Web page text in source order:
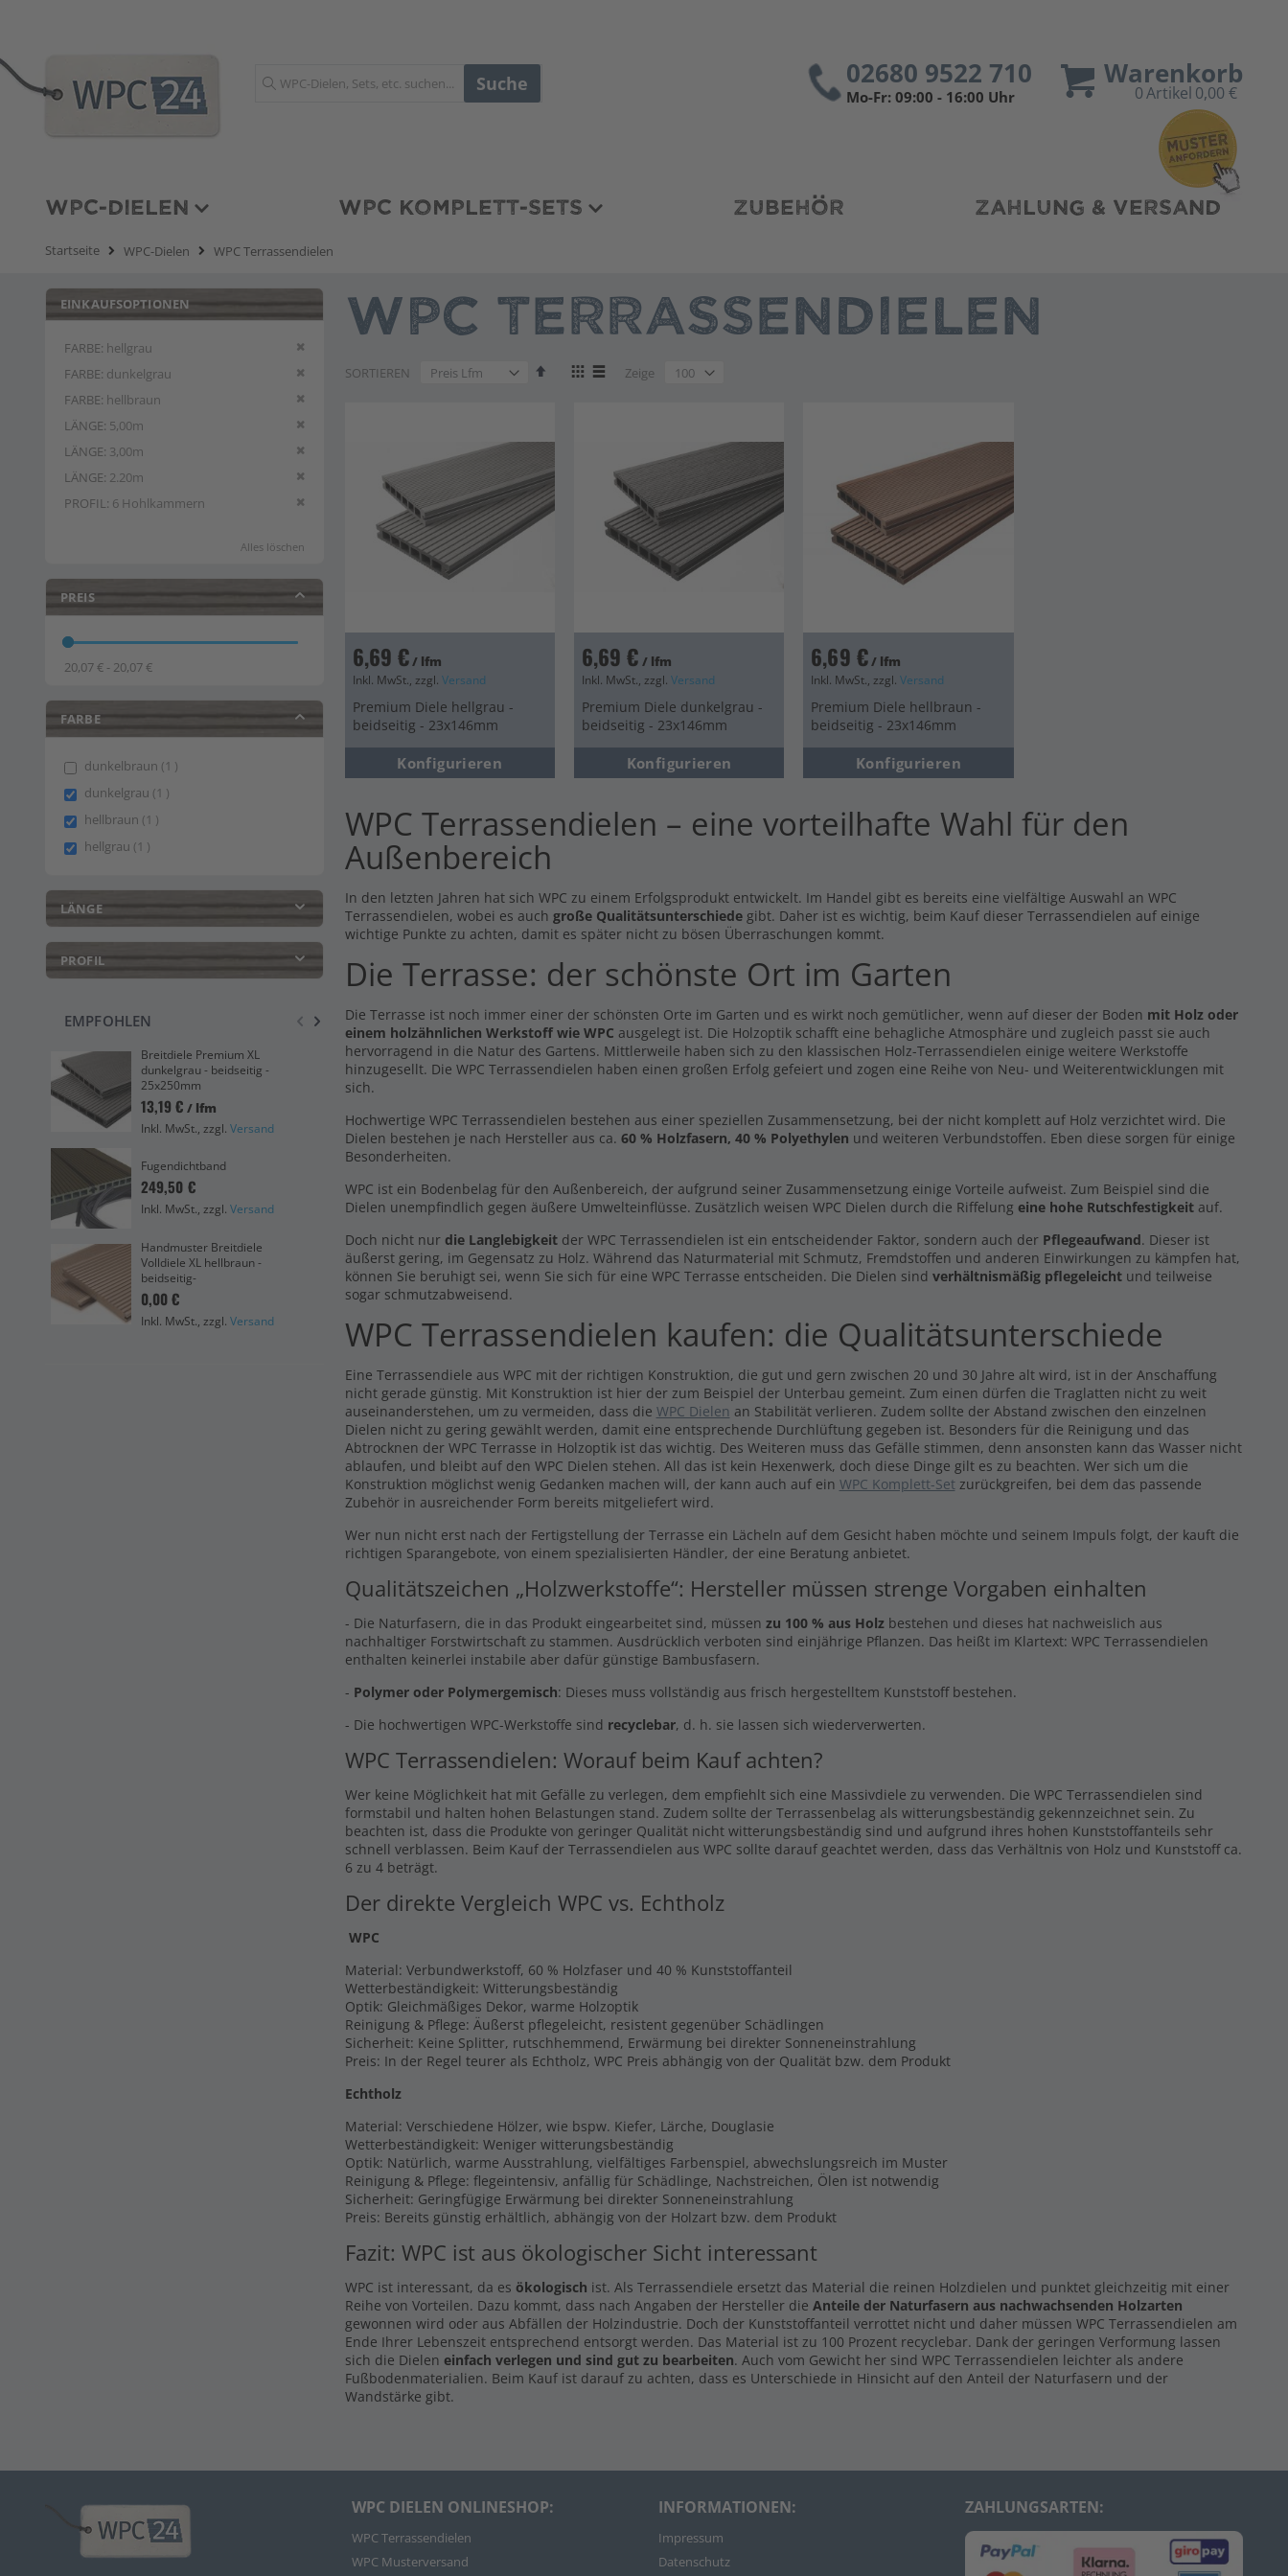
Warenkorb
0Artikel 0,00 €
Suche 02680 9522 710
Mo-Fr: 09:00 - 16:00 Uhr
WPC-DIELEN WPC KOMPLETT-SETS ZUBEHÖR ZAHLUNG & VERSAND
Startseite WPC-Dielen WPC Terrassendielen
WPC TERRASSENDIELEN
SORTIEREN
AbsteigendAnzeigen
Zeige
6,69 €/ lfm
Inkl. MwSt., zzgl. Versand
Premium Diele hellgrau -
beidseitig - 23x146mm
Konfigurieren
6,69 € / lfm
Inkl. MwSt., zzgl. Versand
Premium Diele dunkelgrau -
beidseitig - 23x146mm
Konfigurieren
6,69 €/ lfm
Inkl. MwSt., zzgl.Versand
Premium Diele hellbraun -
beidseitig - 23x146mm
Konfigurieren
WPC Terrassendielen – eine vorteilhafte Wahl für den
Außenbereich
In den letzten Jahren hat sich WPC zu einem Erfolgsprodukt entwickelt. Im Handel gibt es bereits eine vielfältige Auswahl an WPC
Terrassendielen, wobei es auch große Qualitätsunterschiede gibt. Daher ist es wichtig, beim Kauf dieser Terrassendielen auf einige
wichtige Punkte zu achten, damit es später nicht zu bösen Überraschungen kommt.
Die Terrasse: der schönste Ort im Garten
Die Terrasse ist noch immer einer der schönsten Orte im Garten und es wirkt noch gemütlicher, wenn auf dieser der Boden mit Holz oder
einem holzähnlichen Werkstoff wie WPC ausgelegt ist. Die Holzoptik schafft eine behagliche Atmosphäre und zugleich passt sie auch
hervorragend in die Natur des Gartens. Mittlerweile haben sich zu den klassischen Holz-Terrassendielen einige weitere Werkstoffe
hinzugesellt. Die WPC Terrassendielen haben einen großen Erfolg gefeiert und zogen eine Reihe von Neu- und Weiterentwicklungen mit
sich.
Hochwertige WPC Terrassendielen bestehen aus einer speziellen Zusammensetzung, bei der nicht komplett auf Holz verzichtet wird. Die
Dielen bestehen je nach Hersteller aus ca. 60 % Holzfasern, 40 % Polyethylen und weiteren Verbundstoffen. Eben diese sorgen für einige
Besonderheiten.
WPC ist ein Bodenbelag für den Außenbereich, der aufgrund seiner Zusammensetzung einige Vorteile aufweist. Zum Beispiel sind die
Dielen unempfindlich gegen äußere Umwelteinflüsse. Zusätzlich weisen WPC Dielen durch die Riffelung eine hohe Rutschfestigkeitauf.
Doch nicht nur die Langlebigkeitder WPC Terrassendielen ist ein entscheidender Faktor, sondern auch der Pflegeaufwand. Dieser ist
äußerst gering, im Gegensatz zu Holz. Während das Naturmaterial mit Schmutz, Fremdstoffen und anderen Einwirkungen zu kämpfen hat,
können Sie beruhigt sei, wenn Sie sich für eine WPC Terrasse entscheiden. Die Dielen sind verhältnismäßig pflegeleichtund teilweise
sogar schmutzabweisend.
WPC Terrassendielen kaufen: die Qualitätsunterschiede
Eine Terrassendiele aus WPC mit der richtigen Konstruktion, die gut und gern zwischen 20 und 30 Jahre alt wird, ist in der Anschaffung
nicht gerade günstig. Mit Konstruktion ist hier der zum Beispiel der Unterbau gemeint. Zum einen dürfen die Traglatten nicht zu weit
auseinanderstehen, um zu vermeiden, dass die WPC Dielen an Stabilität verlieren. Zudem sollte der Abstand zwischen den einzelnen
Dielen nicht zu gering gewählt werden, damit eine entsprechende Durchlüftung gegeben ist. Besonders für die Reinigung und das
Abtrocknen der WPC Terrasse in Holzoptik ist das wichtig. Des Weiteren muss das Gefälle stimmen, denn ansonsten kann das Wasser nicht
ablaufen, und bleibt auf den WPC Dielen stehen. All das ist kein Hexenwerk, doch diese Dinge gilt es zu beachten. Wer sich um die
Konstruktion möglichst wenig Gedanken machen will, der kann auch auf ein WPC Komplett-Setzurückgreifen, bei dem das passende
Zubehör in ausreichender Form bereits mitgeliefert wird.
Wer nun nicht erst nach der Fertigstellung der Terrasse ein Lächeln auf dem Gesicht haben möchte und seinem Impuls folgt, der kauft die
richtigen Sparangebote, von einem spezialisierten Händler, der eine Beratung anbietet.
Qualitätszeichen „Holzwerkstoffe“: Hersteller müssen strenge Vorgaben einhalten
- Die Naturfasern, die in das Produkt eingearbeitet sind, müssen zu 100 % aus Holz bestehen und dieses hat nachweislich aus
nachhaltiger Forstwirtschaft zu stammen. Ausdrücklich verboten sind einjährige Pflanzen. Das heißt im Klartext: WPC Terrassendielen
enthalten keinerlei instabile aber dafür günstige Bambusfasern.
- Polymer oder Polymergemisch: Dieses muss vollständig aus frisch hergestelltem Kunststoff bestehen.
- Die hochwertigen WPC-Werkstoffe sind recyclebar, d. h. sie lassen sich wiederverwerten.
WPC Terrassendielen: Worauf beim Kauf achten?
Wer keine Möglichkeit hat mit Gefälle zu verlegen, dem empfiehlt sich eine Massivdiele zu verwenden. Die WPC Terrassendielen sind
formstabil und halten hohen Belastungen stand. Zudem sollte der Terrassenbelag als witterungsbeständig gekennzeichnet sein. Zu
beachten ist, dass die Produkte von geringer Qualität nicht witterungsbeständig sind und aufgrund ihres hohen Kunststoffanteils sehr
schnell verblassen. Beim Kauf der Terrassendielen aus WPC sollte darauf geachtet werden, dass das Verhältnis von Holz und Kunststoff ca.
6 zu 4 beträgt.
Der direkte Vergleich WPC vs. Echtholz
WPC
Material: Verbundwerkstoff, 60 % Holzfaser und 40 % Kunststoffanteil
Wetterbeständigkeit: Witterungsbeständig
Optik: Gleichmäßiges Dekor, warme Holzoptik
Reinigung & Pflege: Äußerst pflegeleicht, resistent gegenüber Schädlingen
Sicherheit: Keine Splitter, rutschhemmend, Erwärmung bei direkter Sonneneinstrahlung
Preis: In der Regel teurer als Echtholz, WPC Preis abhängig von der Qualität bzw. dem Produkt
Echtholz
Material: Verschiedene Hölzer, wie bspw. Kiefer, Lärche, Douglasie
Wetterbeständigkeit: Weniger witterungsbeständig
Optik: Natürlich, warme Ausstrahlung, vielfältiges Farbenspiel, abwechslungsreich im Muster
Reinigung & Pflege: flegeintensiv, anfällig für Schädlinge, Nachstreichen, Ölen ist notwendig
Sicherheit: Geringfügige Erwärmung bei direkter Sonneneinstrahlung
Preis: Bereits günstig erhältlich, abhängig von der Holzart bzw. dem Produkt
Fazit: WPC ist aus ökologischer Sicht interessant
WPC ist interessant, da es ökologisch ist. Als Terrassendiele ersetzt das Material die reinen Holzdielen und punktet gleichzeitig mit einer
Reihe von Vorteilen. Dazu kommt, dass nach Angaben der Hersteller die Anteile der Naturfasern aus nachwachsenden Holzarten
gewonnen wird oder aus Abfällen der Holzindustrie. Doch der Kunststoffanteil verrottet nicht und daher müssen WPC Terrassendielen am
Ende Ihrer Lebenszeit entsprechend entsorgt werden. Das Material ist zu 100 Prozent recyclebar. Dank der geringen Verformung lassen
sich die Dielen einfach verlegen und sind gut zu bearbeiten. Auch vom Gewicht her sind WPC Terrassendielen leichter als andere
Fußbodenmaterialien. Beim Kauf ist darauf zu achten, dass es Unterschiede in Hinsicht auf den Anteil der Naturfasern und der
Wandstärke gibt.
EINKAUFSOPTIONEN
FARBE hellgrau
Diesen Artikel entfernen
FARBE dunkelgrau
Diesen Artikel entfernen
FARBE hellbraun
Diesen Artikel entfernen
LÄNGE 5,00m
Diesen Artikel entfernen
LÄNGE 3,00m
Diesen Artikel entfernen
LÄNGE 2.20m
Diesen Artikel entfernen
PROFIL 6 Hohlkammern Diesen Artikel entfernen
Alles löschen
PREIS
20,07 € - 20,07 €
FARBE
dunkelbraun 1 item
dunkelgrau 1 item
hellbraun 1 item
hellgrau 1 item
LÄNGE
PROFIL
EMPFOHLEN
Breitdiele Premium XL
dunkelgrau - beidseitig -
25x250mm
13,19 € / lfm
Inkl. MwSt., zzgl. Versand
Fugendichtband
249,50 €
Inkl. MwSt., zzgl. Versand
Handmuster Breitdiele
Volldiele XL hellbraun -
beidseitig-
0,00 €
Inkl. MwSt., zzgl. Versand
Unterlegepads /
Abstandhalter 6mm
Inkl. MwSt., zzgl.Versand
Breitdiele Volldiele XL
hellgrau -beidseitig- 20 x 200
12,69 € / lfm
Inkl. MwSt., zzgl.
Versand
Handmuster Breitdiele
Volldiele XL hellgrau -
beidseitig-
0,00 €
Inkl. MwSt., zzgl.
Easy Line dunkelgrau -
beidseitig- 20x146mm
Inkl. MwSt., zzgl. Versand
Inkl. MwSt., zzgl. Versand
Abschlussprofil Gerade
8,68 €
WPC DIELEN ONLINESHOP:
WPC Terrassendielen
WPC Musterversand
INFORMATIONEN:
Impressum
Datenschutz
ZAHLUNGSARTEN: